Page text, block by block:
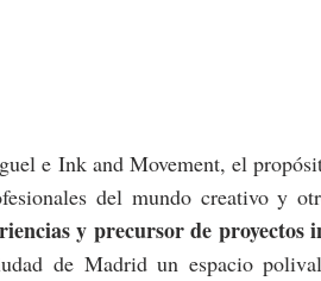
e Ink and Movement, el
del mundo creativo y
y precursor de proyectos
de Madrid un espacio